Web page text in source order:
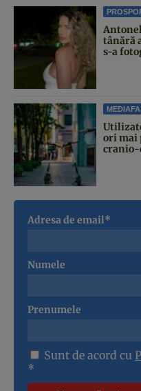
tânără
s-a
ori mai
cranio-
Adresa de email*
Numele
Prenumele
Sunt de acord cu
*